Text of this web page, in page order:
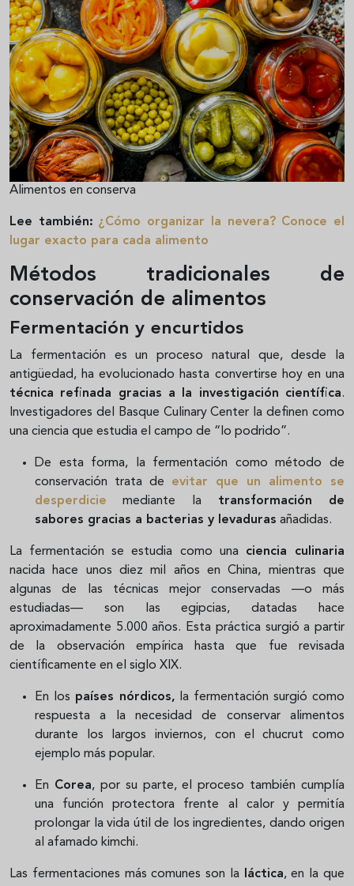
Alimentos en conserva
Lee también: ¿Cómo organizar la nevera? Conoce el
lugar exacto para cada alimento
Métodos tradicionales de
conservación de alimentos
Fermentación y encurtidos
La fermentación es un proceso natural que, desde la
antigüedad, ha evolucionado hasta convertirse hoy en una
técnica refinada gracias a la investigación científica.
Investigadores del Basque Culinary Center la definen como
una ciencia que estudia el campo de “lo podrido”.
De esta forma, la fermentación como método de
conservación trata de evitar que un alimento se
desperdicie mediante latransformación de
sabores gracias a bacterias y levaduras añadidas.
La fermentación se estudia como una ciencia culinaria
nacida hace unos diez mil años en China, mientras que
algunas de las técnicas mejor conservadas —o más
estudiadas— son las egipcias, datadas hace
aproximadamente 5.000 años. Esta práctica surgió a partir
de la observación empírica hasta que fue revisada
científicamente en el siglo XIX.
En los países nórdicos, la fermentación surgió como
respuesta a la necesidad de conservar alimentos
durante los largos inviernos, con el chucrut como
ejemplo más popular.
En Corea, por su parte, el proceso también cumplía
una función protectora frente al calor y permitía
prolongar la vida útil de los ingredientes, dando origen
al afamado kimchi.
Las fermentaciones más comunes son la láctica, en la que